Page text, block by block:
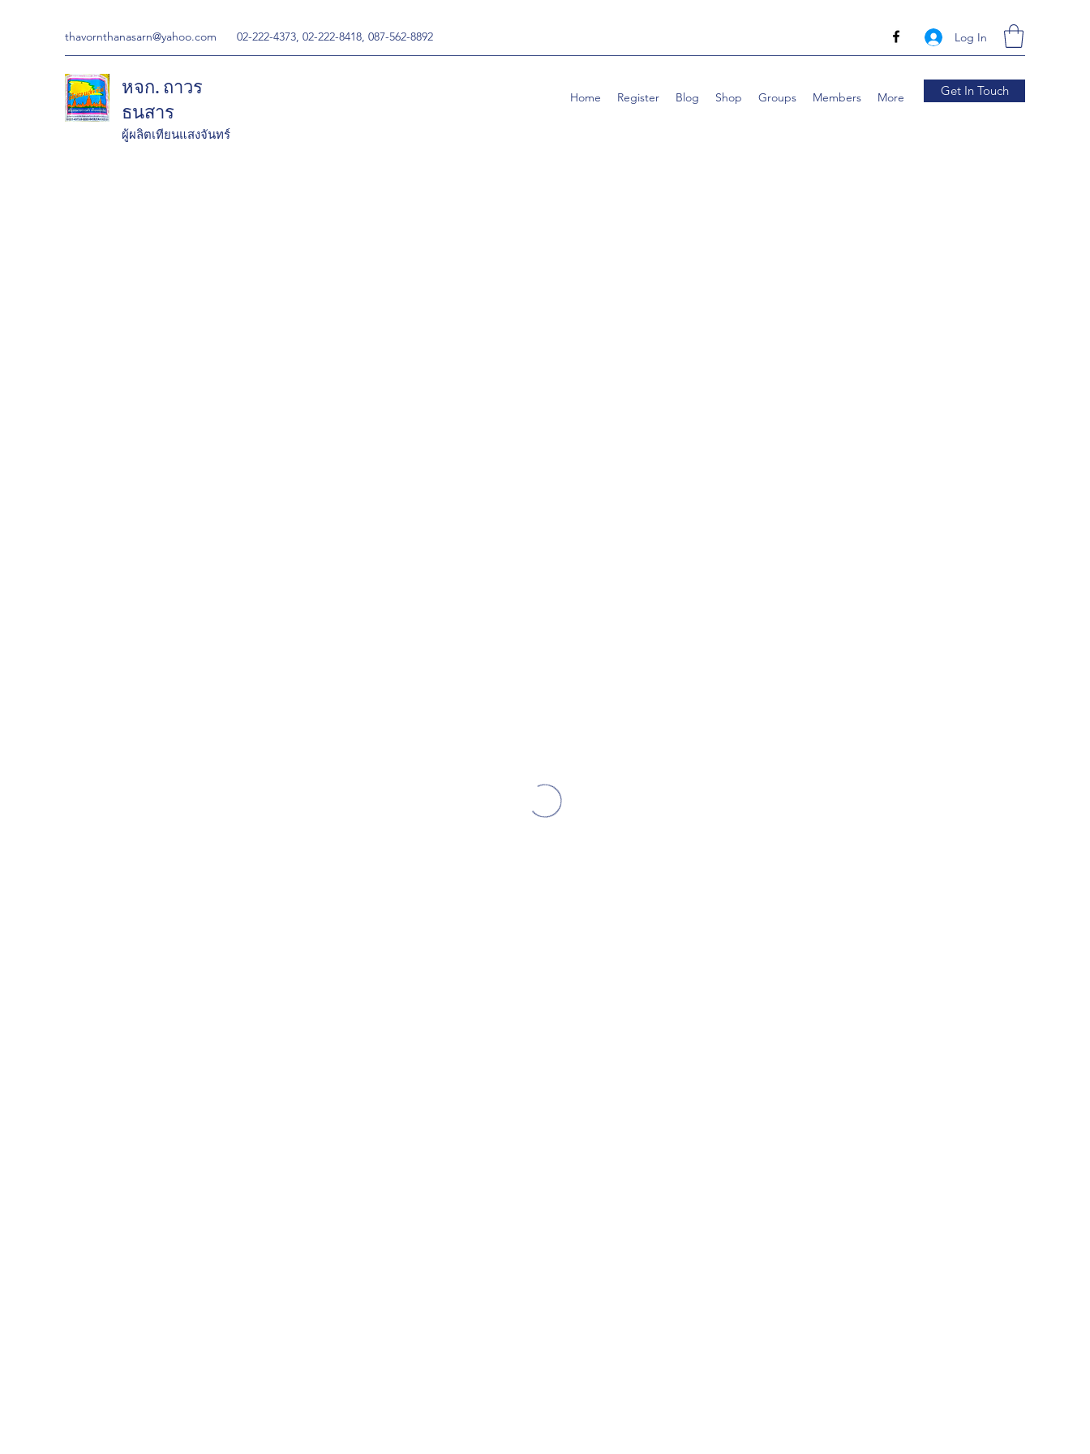
thavornthanasarn@yahoo.com 02-222-4373, 02-222-8418, 087-562-8892 Log In
หจก. ถาวร
ธนสาร
ผู้ผลิตเทียนแสงจันทร์
Home Register Blog Shop Groups Members More Get In Touch